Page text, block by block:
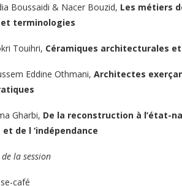
Boussaidi & Nacer Bouzid, Les métiers
terminologies
Touihri, Céramiques architecturales
Eddine Othmani, Architectes
Gharbi, De la reconstruction à l’état-
de l ‘indépendance
la session
café